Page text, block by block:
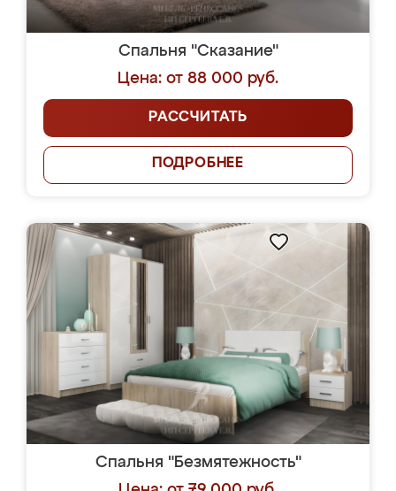
Спальня "Сказание"
Цена: от 88 000 руб.
РАССЧИТАТЬ
ПОДРОБНЕЕ
Спальня "Безмятежность"